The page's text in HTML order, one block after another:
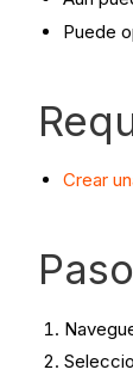
Puede
Crear